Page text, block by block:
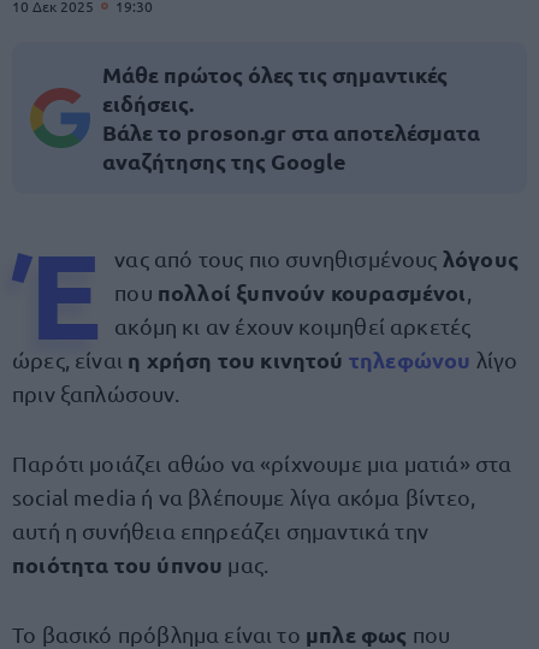
10 Δεκ 2025 19:30
Μάθε πρώτος όλες τις σημαντικές
ειδήσεις.
Βάλε το proson.gr στα αποτελέσματα
αναζήτησης της Google
Έ νας από τους πιο συνηθισμένους λόγους
που πολλοί ξυπνούν κουρασμένοι
ακόμη κι αν έχουν κοιμηθεί αρκετές
ώρες, είναι η χρήση του κινητού τηλεφώνου λίγο
πριν ξαπλώσουν.
Παρότι μοιάζει αθώο να «ρίχνουμε μια ματιά» στα
social media ή να βλέπουμε λίγα ακόμα βίντεο,
αυτή η συνήθεια επηρεάζει σημαντικά την
ποιότητα του ύπνου μας.
Το βασικό πρόβλημα είναι το μπλε φως που